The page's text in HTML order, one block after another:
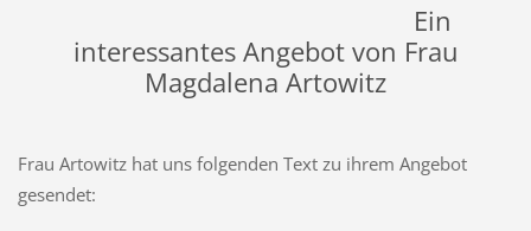
Ein
interessantes Angebot von Frau
Magdalena Artowitz
Frau Artowitz hat uns folgenden Text zu ihrem Angebot
gesendet: